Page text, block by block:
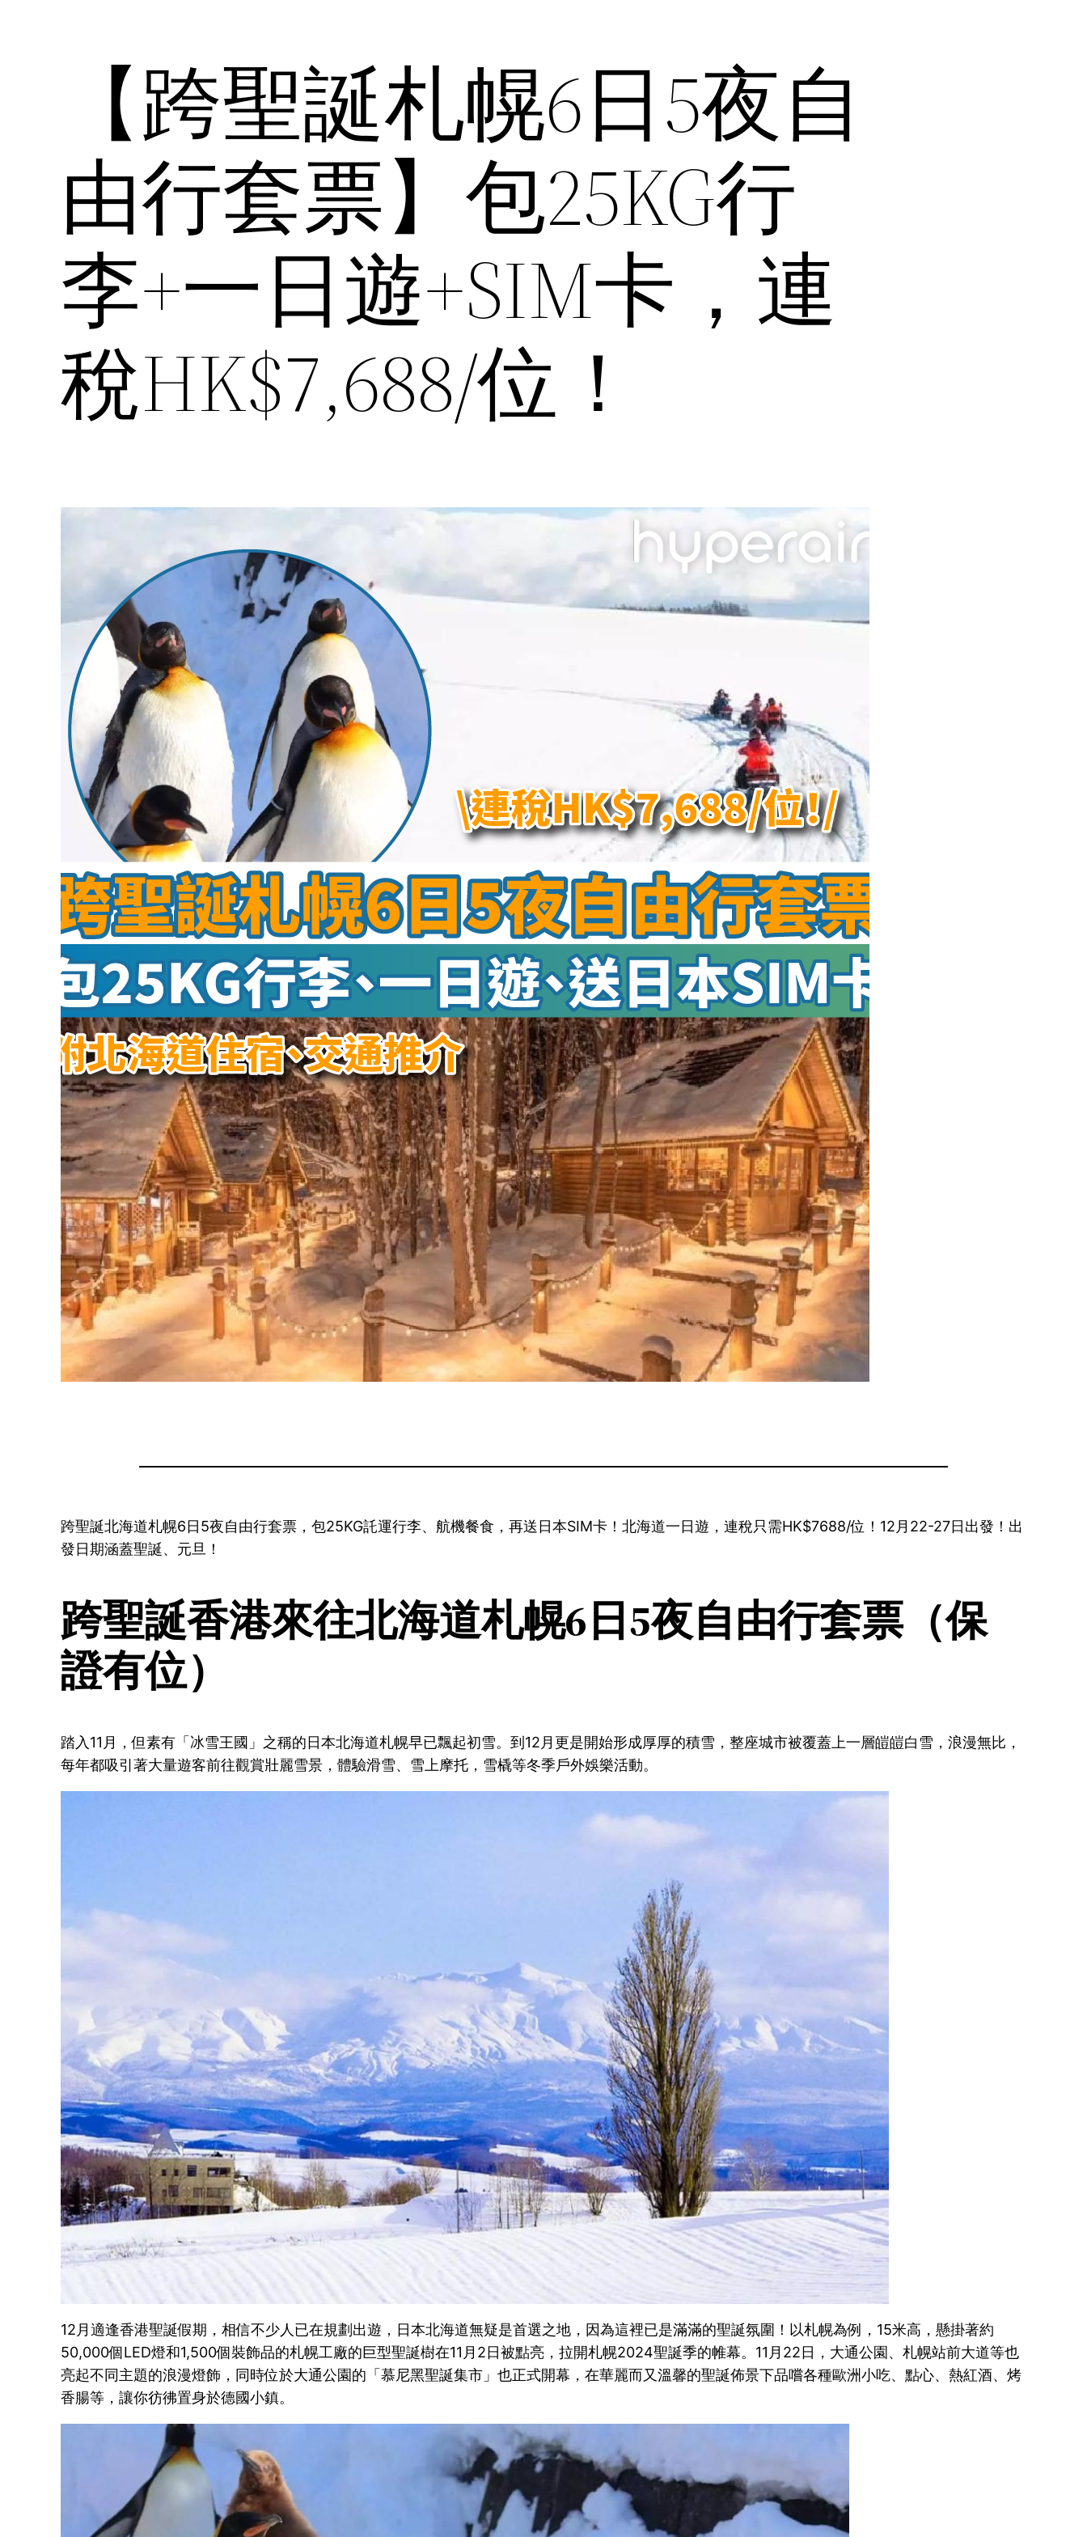
【跨聖誕札幌6日5夜自
由行套票】包25KG行
李+一日遊+SIM卡，連
稅HK$7,688/位！
跨聖誕北海道札幌6日5夜自由行套票，包25KG託運行李、航機餐食，再送日本SIM卡！北海道一日遊，連稅只需HK$7688/位！12月22-27日出發！出
發日期涵蓋聖誕、元旦！
跨聖誕香港來往北海道札幌6日5夜自由行套票（保
證有位）
踏入11月，但素有「冰雪王國」之稱的日本北海道札幌早已飄起初雪。到12月更是開始形成厚厚的積雪，整座城市被覆蓋上一層皚皚白雪，浪漫無比，
每年都吸引著大量遊客前往觀賞壯麗雪景，體驗滑雪、雪上摩托，雪橇等冬季戶外娛樂活動。
12月適逢香港聖誕假期，相信不少人已在規劃出遊，日本北海道無疑是首選之地，因為這裡已是滿滿的聖誕氛圍！以札幌為例，15米高，懸掛著約
50,000個LED燈和1,500個裝飾品的札幌工廠的巨型聖誕樹在11月2日被點亮，拉開札幌2024聖誕季的帷幕。11月22日，大通公園、札幌站前大道等也
亮起不同主題的浪漫燈飾，同時位於大通公園的「慕尼黑聖誕集市」也正式開幕，在華麗而又溫馨的聖誕佈景下品嚐各種歐洲小吃、點心、熱紅酒、烤
香腸等，讓你彷彿置身於德國小鎮。